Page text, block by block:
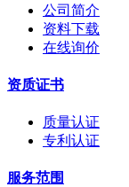
公司简介
资料下载
在线询价
资质证书
质量认证
专利认证
服务范围